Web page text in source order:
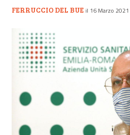
FERRUCCIO DEL BUE il 16 Marzo